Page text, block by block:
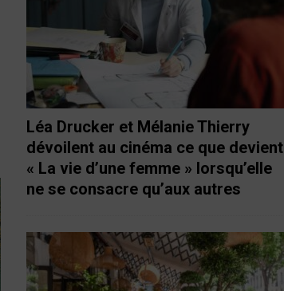
Léa Drucker et Mélanie Thierry
dévoilent au cinéma ce que devient
« La vie d’une femme » lorsqu’elle
ne se consacre qu’aux autres